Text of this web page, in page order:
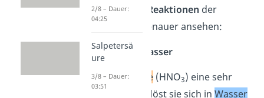
einigewichtige Reaktionen der
Salpetersäure genauer ansehen:
Löslichkeit in Wasser
Da Salpetersäure (HNO3) eine sehr
starke Säure ist, löst sie sich inWasser
2/8 – Dauer:
04:25
Salpetersä
ure
3/8 – Dauer:
03:51